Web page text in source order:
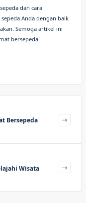
dan cara
Anda dengan baik
Semoga artikel ini
bersepeda!
Bersepeda
Wisata